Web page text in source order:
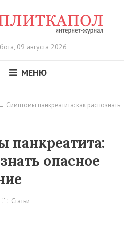
09 августа 2026
МЕНЮ
Симптомы панкреатита: как распознать
панкреатита:
опасное
Статьи